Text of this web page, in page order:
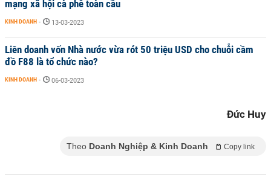
mạng xã hội cà phê toàn cầu
KINH DOANH - 13-03-2023
Liên doanh vốn Nhà nước vừa rót 50 triệu USD cho chuỗi cầm
đồ F88 là tổ chức nào?
KINH DOANH - 06-03-2023
Đức Huy
Theo Doanh Nghiệp & Kinh Doanh Copy link